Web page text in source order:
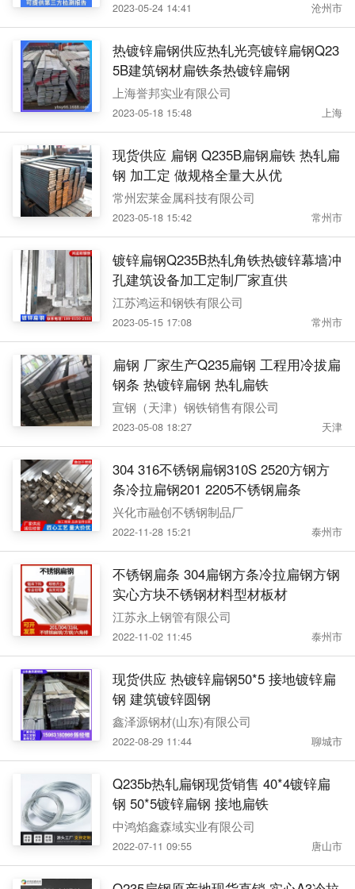
2023-05-24 14:41 沧州市
热镀锌扁钢供应热轧光亮镀锌扁钢Q23
5B建筑钢材扁铁条热镀锌扁钢
上海誉邦实业有限公司
2023-05-18 15:48 上海
现货供应 扁钢 Q235B扁钢扁铁 热轧扁
钢 加工定 做规格全量大从优
常州宏莱金属科技有限公司
2023-05-18 15:42 常州市
镀锌扁钢Q235B热轧角铁热镀锌幕墙冲
孔建筑设备加工定制厂家直供
江苏鸿运和钢铁有限公司
2023-05-15 17:08 常州市
扁钢 厂家生产Q235扁钢 工程用冷拔扁
钢条 热镀锌扁钢 热轧扁铁
宣钢（天津）钢铁销售有限公司
2023-05-08 18:27 天津
304 316不锈钢扁钢310S 2520方钢方
条冷拉扁钢201 2205不锈钢扁条
兴化市融创不锈钢制品厂
2022-11-28 15:21 泰州市
不锈钢扁条 304扁钢方条冷拉扁钢方钢
实心方块不锈钢材料型材板材
江苏永上钢管有限公司
2022-11-02 11:45 泰州市
现货供应 热镀锌扁钢50*5 接地镀锌扁
钢 建筑镀锌圆钢
鑫泽源钢材(山东)有限公司
2022-08-29 11:44 聊城市
Q235b热轧扁钢现货销售 40*4镀锌扁
钢 50*5镀锌扁钢 接地扁铁
中鸿焰鑫森域实业有限公司
2022-07-11 09:55 唐山市